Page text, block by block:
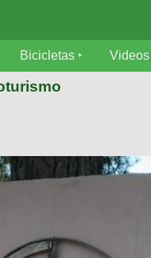
Bicicletas Videos